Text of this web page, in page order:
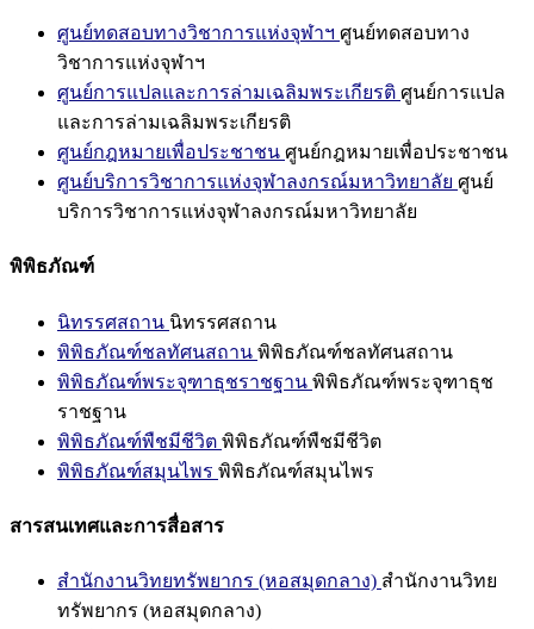
ศูนย์ทดสอบทางวิชาการแห่งจุฬาฯ ศูนย์ทดสอบทาง
วิชาการแห่งจุฬาฯ
ศูนย์การแปลและการล่ามเฉลิมพระเกียรติ ศูนย์การแปล
และการล่ามเฉลิมพระเกียรติ
ศูนย์กฎหมายเพื่อประชาชน ศูนย์กฎหมายเพื่อประชาชน
ศูนย์บริการวิชาการแห่งจุฬาลงกรณ์มหาวิทยาลัย ศูนย์
บริการวิชาการแห่งจุฬาลงกรณ์มหาวิทยาลัย
พิพิธภัณฑ์
นิทรรศสถาน นิทรรศสถาน
พิพิธภัณฑ์ชลทัศนสถาน พิพิธภัณฑ์ชลทัศนสถาน
พิพิธภัณฑ์พระจุฑาธุชราชฐาน พิพิธภัณฑ์พระจุฑาธุช
ราชฐาน
พิพิธภัณฑ์พืชมีชีวิต พิพิธภัณฑ์พืชมีชีวิต
พิพิธภัณฑ์สมุนไพร พิพิธภัณฑ์สมุนไพร
สารสนเทศและการสื่อสาร
สำนักงานวิทยทรัพยากร (หอสมุดกลาง) สำนักงานวิทย
ทรัพยากร (หอสมุดกลาง)